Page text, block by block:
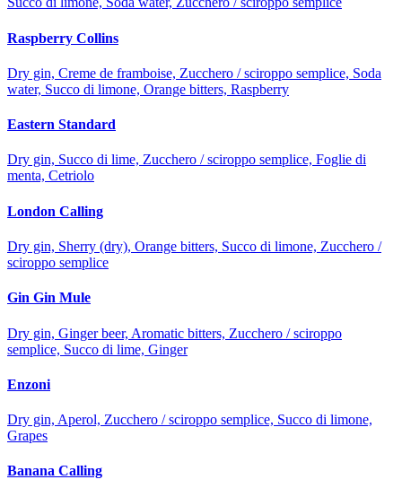
Raspberry Collins
Dry gin, Creme de framboise, Zucchero / sciroppo semplice, Soda
water, Succo di limone, Orange bitters, Raspberry
Eastern Standard
Dry gin, Succo di lime, Zucchero / sciroppo semplice, Foglie di
menta, Cetriolo
London Calling
Dry gin, Sherry (dry), Orange bitters, Succo di limone, Zucchero /
sciroppo semplice
Gin Gin Mule
Dry gin, Ginger beer, Aromatic bitters, Zucchero / sciroppo
semplice, Succo di lime, Ginger
Enzoni
Dry gin, Aperol, Zucchero / sciroppo semplice, Succo di limone,
Grapes
Banana Calling